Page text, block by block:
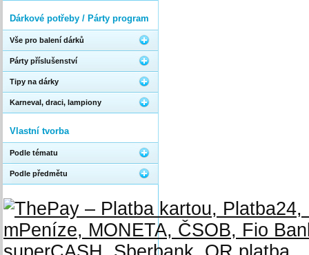
Dárkové potřeby / Párty program
Vše pro balení dárků
Párty příslušenství
Tipy na dárky
Karneval, draci, lampiony
Vlastní tvorba
Podle tématu
Podle předmětu